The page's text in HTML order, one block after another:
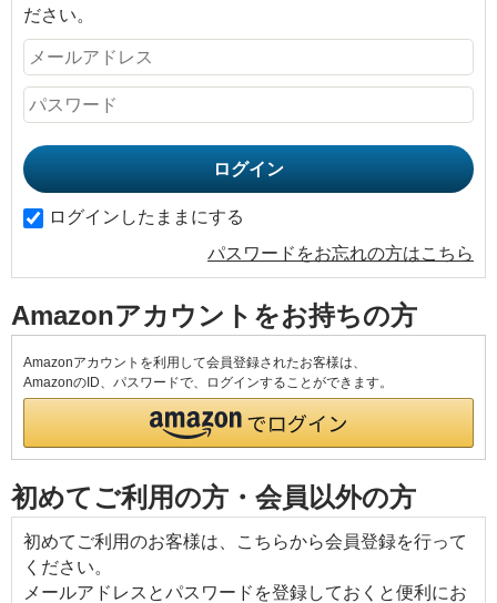
ださい。
ログインしたままにする
パスワードをお忘れの方はこちら
Amazonアカウントをお持ちの方
Amazonアカウントを利用して会員登録されたお客様は、
AmazonのID、パスワードで、ログインすることができます。
初めてご利用の方・会員以外の方
初めてご利用のお客様は、こちらから会員登録を行って
ください。
メールアドレスとパスワードを登録しておくと便利にお